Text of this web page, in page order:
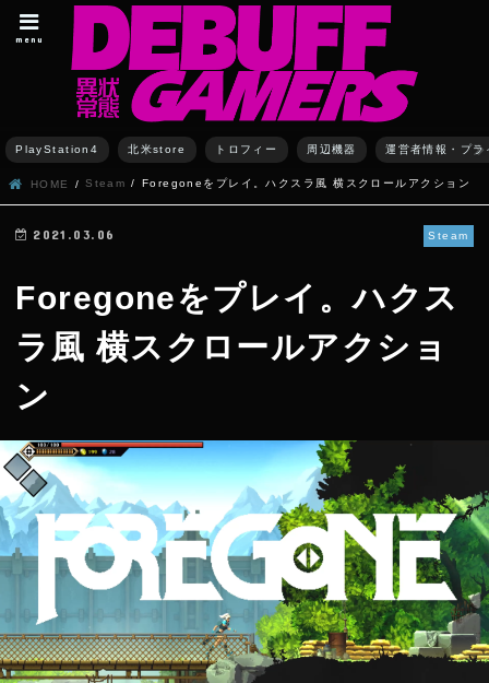
menu
PlayStation4 北米store トロフィー 周辺機器 運営者情報・プ
HOME Steam Foregoneをプレイ。ハクスラ風 横スクロールアクション
Steam
2021.03.06
Foregoneをプレイ。ハクス
ラ風 横スクロールアクショ
ン